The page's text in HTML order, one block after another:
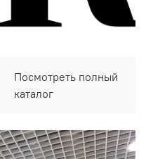
Посмотреть полный
каталог